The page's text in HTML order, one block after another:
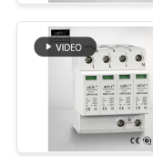
ΓΎΡΟΣ
ΕΡΓΟΣΤΑΣΊΩΝ
ΠΟΙΟΤΙΚΌΣ
ΈΛΕΓΧΟΣ